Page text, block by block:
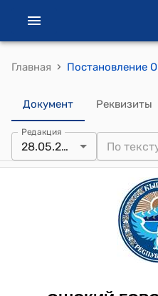
Главная ›
Документ Реквизиты
Редакция
28.05.2014